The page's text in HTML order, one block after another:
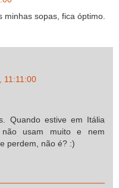
sopas, fica óptimo.
11:11:00
Quando estive em Itália
usam muito e nem
perdem, não é? :)